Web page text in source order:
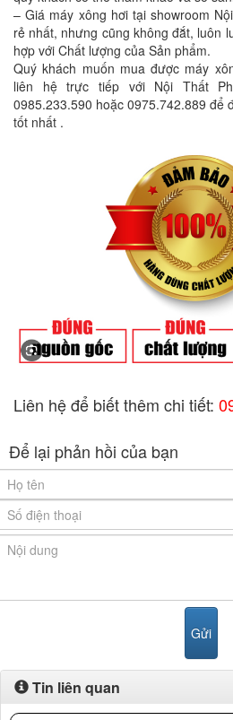
– Giá máy xông hơi tại showroom
rẻ nhất, nhưng cũng không đắt, luôn
hợp với Chất lượng của Sản phẩm.
Quý khách muốn mua được máy
liên hệ trực tiếp với Nội Thất
0985.233.590 hoặc 0975.742.889 để
tốt nhất .
Liên hệ để biết thêm chi tiết:
Để lại phản hồi của bạn
Tin liên quan